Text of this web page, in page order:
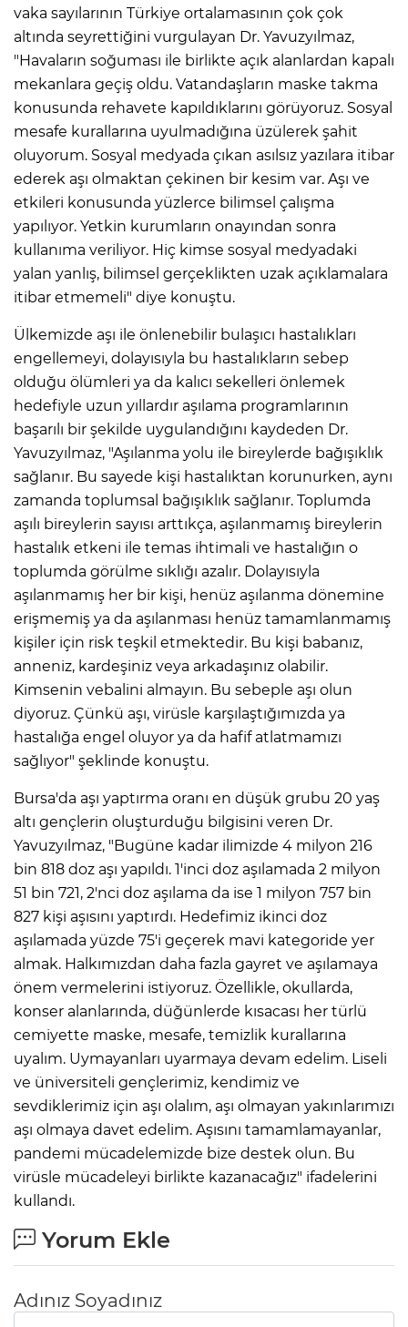
vaka sayılarının Türkiye ortalamasının çok çok
altında seyrettiğini vurgulayan Dr. Yavuzyılmaz,
"Havaların soğuması ile birlikte açık alanlardan kapalı
mekanlara geçiş oldu. Vatandaşların maske takma
konusunda rehavete kapıldıklarını görüyoruz. Sosyal
mesafe kurallarına uyulmadığına üzülerek şahit
oluyorum. Sosyal medyada çıkan asılsız yazılara itibar
ederek aşı olmaktan çekinen bir kesim var. Aşı ve
etkileri konusunda yüzlerce bilimsel çalışma
yapılıyor. Yetkin kurumların onayından sonra
kullanıma veriliyor. Hiç kimse sosyal medyadaki
yalan yanlış, bilimsel gerçeklikten uzak açıklamalara
itibar etmemeli" diye konuştu.
Ülkemizde aşı ile önlenebilir bulaşıcı hastalıkları
engellemeyi, dolayısıyla bu hastalıkların sebep
olduğu ölümleri ya da kalıcı sekelleri önlemek
hedefiyle uzun yıllardır aşılama programlarının
başarılı bir şekilde uygulandığını kaydeden Dr.
Yavuzyılmaz, "Aşılanma yolu ile bireylerde bağışıklık
sağlanır. Bu sayede kişi hastalıktan korunurken, aynı
zamanda toplumsal bağışıklık sağlanır. Toplumda
aşılı bireylerin sayısı arttıkça, aşılanmamış bireylerin
hastalık etkeni ile temas ihtimali ve hastalığın o
toplumda görülme sıklığı azalır. Dolayısıyla
aşılanmamış her bir kişi, henüz aşılanma dönemine
erişmemiş ya da aşılanması henüz tamamlanmamış
kişiler için risk teşkil etmektedir. Bu kişi babanız,
anneniz, kardeşiniz veya arkadaşınız olabilir.
Kimsenin vebalini almayın. Bu sebeple aşı olun
diyoruz. Çünkü aşı, virüsle karşılaştığımızda ya
hastalığa engel oluyor ya da hafif atlatmamızı
sağlıyor" şeklinde konuştu.
Bursa'da aşı yaptırma oranı en düşük grubu 20 yaş
altı gençlerin oluşturduğu bilgisini veren Dr.
Yavuzyılmaz, "Bugüne kadar ilimizde 4 milyon 216
bin 818 doz aşı yapıldı. 1'inci doz aşılamada 2 milyon
51 bin 721, 2'nci doz aşılama da ise 1 milyon 757 bin
827 kişi aşısını yaptırdı. Hedefimiz ikinci doz
aşılamada yüzde 75'i geçerek mavi kategoride yer
almak. Halkımızdan daha fazla gayret ve aşılamaya
önem vermelerini istiyoruz. Özellikle, okullarda,
konser alanlarında, düğünlerde kısacası her türlü
cemiyette maske, mesafe, temizlik kurallarına
uyalım. Uymayanları uyarmaya devam edelim. Liseli
ve üniversiteli gençlerimiz, kendimiz ve
sevdiklerimiz için aşı olalım, aşı olmayan yakınlarımızı
aşı olmaya davet edelim. Aşısını tamamlamayanlar,
pandemi mücadelemizde bize destek olun. Bu
virüsle mücadeleyi birlikte kazanacağız" ifadelerini
kullandı.
Yorum Ekle
Adınız Soyadınız